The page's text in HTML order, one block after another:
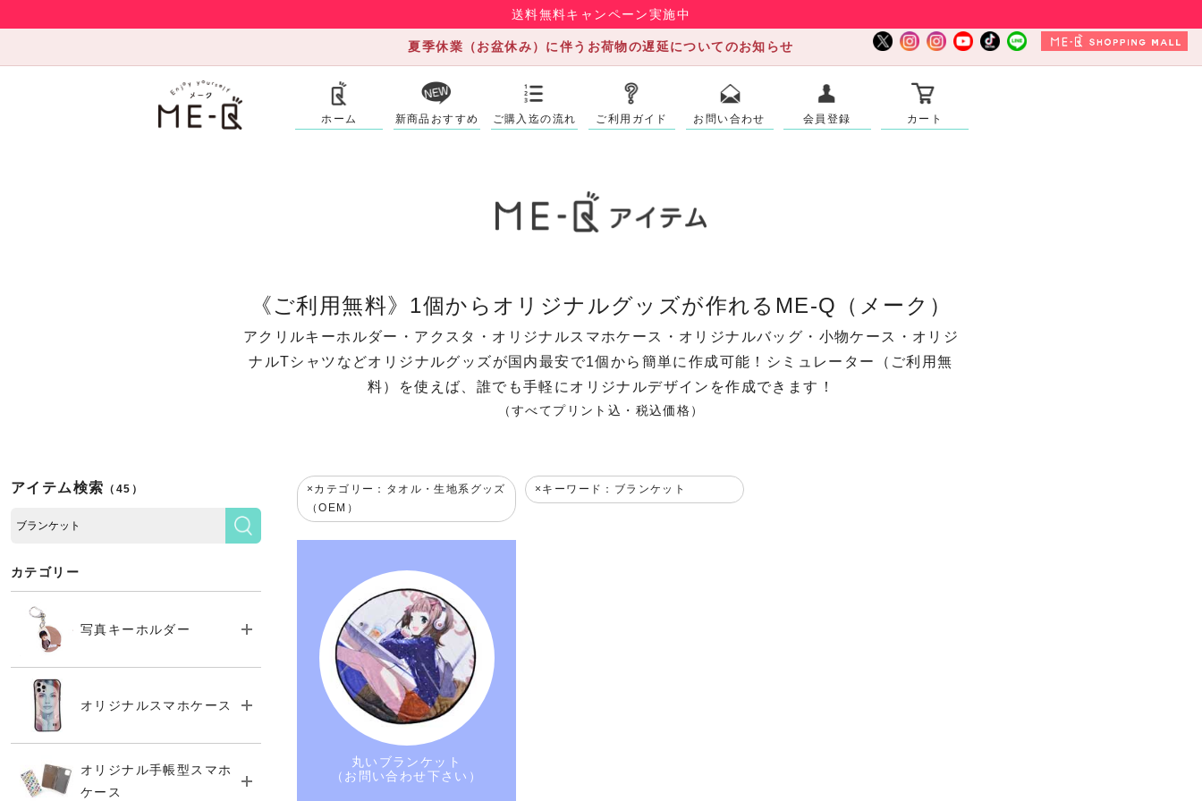
送料無料キャンペーン実施中
夏季休業（お盆休み）に伴うお荷物の遅延についてのお知らせ
ホーム 新商品おすすめ ご購入迄の流れ ご利用ガイド お問い合わせ 会員登録 カート
《ご利用無料》1個からオリジナルグッズが作れるME-Q（メーク）
アクリルキーホルダー・アクスタ・オリジナルスマホケース・オリジナルバッグ・小物ケース・オリジ
ナルTシャツなどオリジナルグッズが国内最安で1個から簡単に作成可能！シミュレーター（ご利用無
料）を使えば、誰でも手軽にオリジナルデザインを作成できます！
（すべてプリント込・税込価格）
アイテム検索 （45）
カテゴリー
写真キーホルダー
オリジナルスマホケース
オリジナル手帳型スマホ
ケース
カテゴリー：タオル・生地系グッズ
（OEM）
キーワード：ブランケット
丸いブランケット
（お問い合わせ下さい）